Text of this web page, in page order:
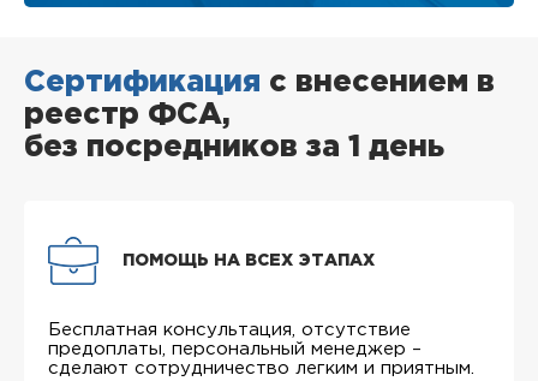
Сертификация с внесением в
реестр ФСА,
без посредников за 1 день
ПОМОЩЬ НА ВСЕХ ЭТАПАХ
Бесплатная консультация, отсутствие
предоплаты, персональный менеджер –
сделают сотрудничество легким и приятным.